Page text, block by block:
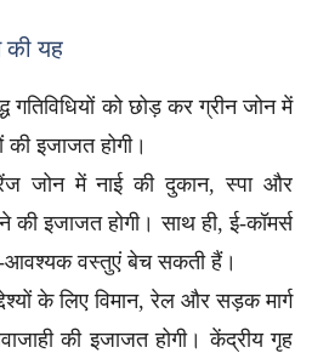
यह
गतिविधियों को छोड़ कर ग्रीन जोन में
की इजाजत होगी।
जोन में नाई की दुकान, स्पा और
इजाजत होगी। साथ ही, ई-कॉमर्स
आवश्यक वस्तुएं बेच सकती हैं।
के लिए विमान, रेल और सड़क मार्ग
की इजाजत होगी। केंद्रीय गृह